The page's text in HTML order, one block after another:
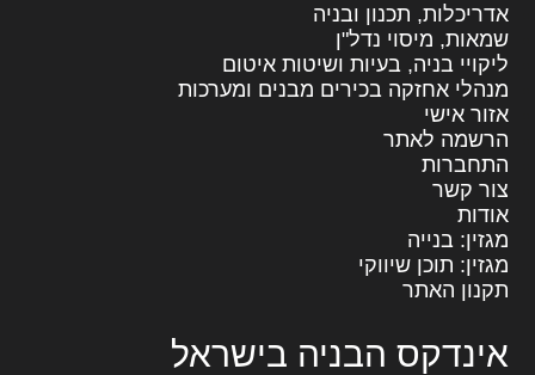
אדריכלות, תכנון ובניה
שמאות, מיסוי נדל"ן
ליקויי בניה, בעיות ושיטות איטום
מנהלי אחזקה בכירים מבנים ומערכות
אזור אישי
הרשמה לאתר
התחברות
צור קשר
אודות
מגזין: בנייה
מגזין: תוכן שיווקי
תקנון האתר
אינדקס הבניה בישראל